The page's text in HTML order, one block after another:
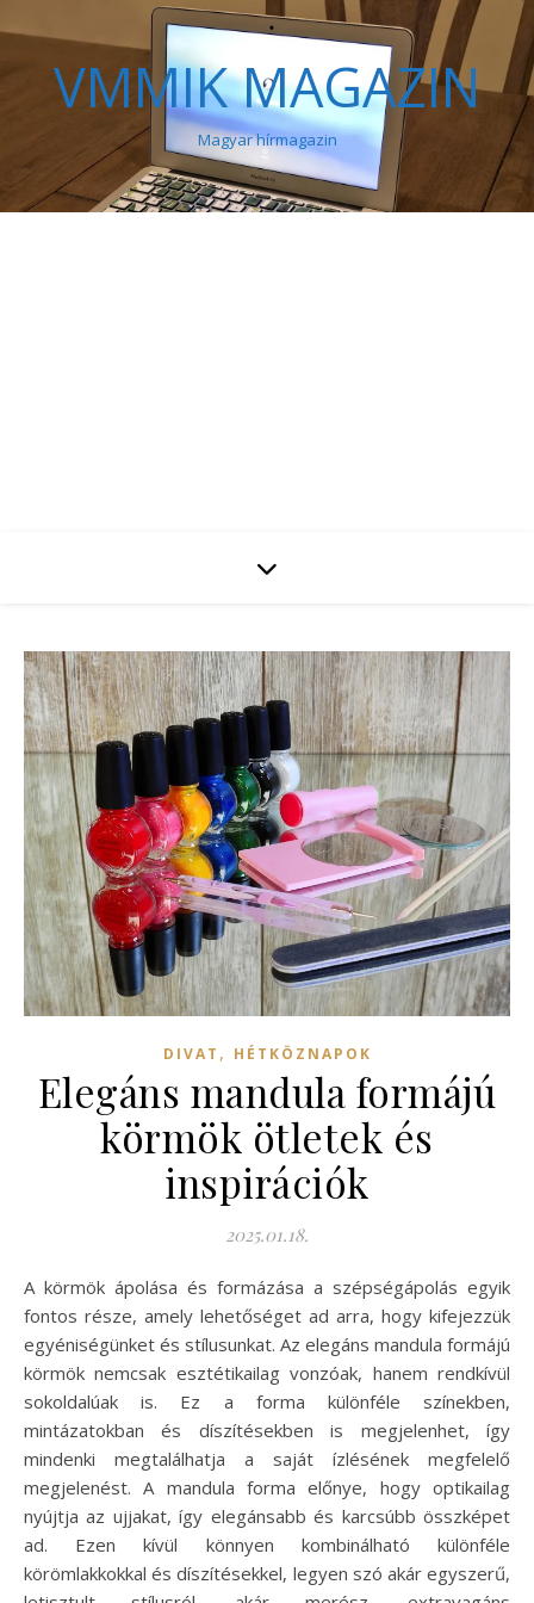
VMMIK MAGAZIN
Magyar hírmagazin
DIVAT , HÉTKÖZNAPOK
Elegáns mandula formájú
körmök ötletek és
inspirációk
2025.01.18.
A körmök ápolása és formázása a szépségápolás egyik
fontos része, amely lehetőséget ad arra, hogy kifejezzük
egyéniségünket és stílusunkat. Az elegáns mandula formájú
körmök nemcsak esztétikailag vonzóak, hanem rendkívül
sokoldalúak is. Ez a forma különféle színekben,
mintázatokban és díszítésekben is megjelenhet, így
mindenki megtalálhatja a saját ízlésének megfelelő
megjelenést. A mandula forma előnye, hogy optikailag
nyújtja az ujjakat, így elegánsabb és karcsúbb összképet
ad. Ezen kívül könnyen kombinálható különféle
körömlakkokkal és díszítésekkel, legyen szó akár egyszerű,